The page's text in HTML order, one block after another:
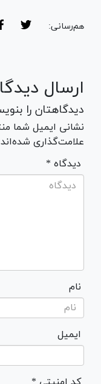
هم‌رسانی:
ارسال
دیدگاهتان را
نشانی ایمیل شما
علامت‌گذاری
* دیدگاه
نام
ایمیل